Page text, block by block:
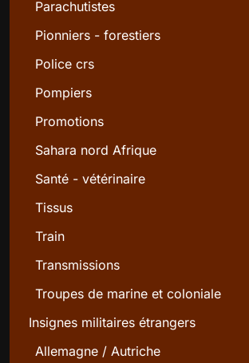
Parachutistes
Pionniers - forestiers
Police crs
Pompiers
Promotions
Sahara nord Afrique
Santé - vétérinaire
Tissus
Train
Transmissions
Troupes de marine et coloniale
Insignes militaires étrangers
Allemagne / Autriche